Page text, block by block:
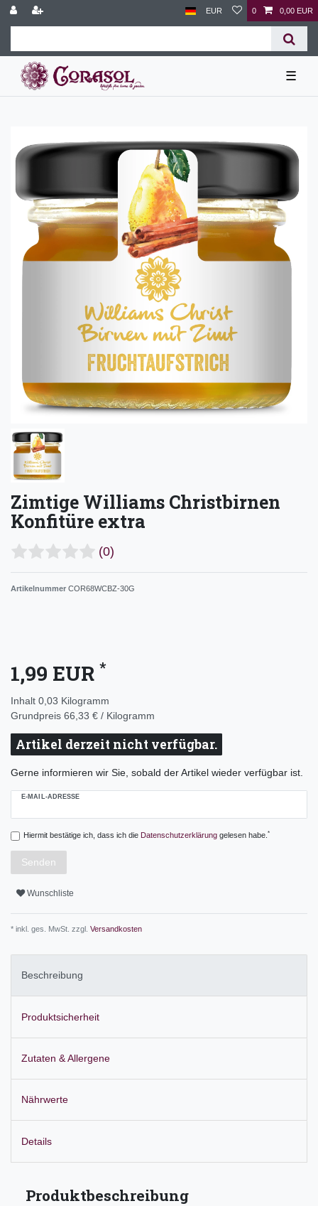
EUR 0 0,00 EUR
☰
Zimtige Williams Christbirnen
Konfitüre extra
(0)
Artikelnummer COR68WCBZ-30G
1,99 EUR *
Inhalt 0,03 Kilogramm
Grundpreis 66,33 € / Kilogramm
Artikel derzeit nicht verfügbar.
Gerne informieren wir Sie, sobald der Artikel wieder verfügbar ist.
E-MAIL-ADRESSE
Hiermit bestätige ich, dass ich die Daten­schutz­erklärunggelesen habe. *
Senden
Wunschliste
* inkl. ges. MwSt. zzgl. Versandkosten
Beschreibung
Produktsicherheit
Zutaten & Allergene
Nährwerte
Details
Produktbeschreibung